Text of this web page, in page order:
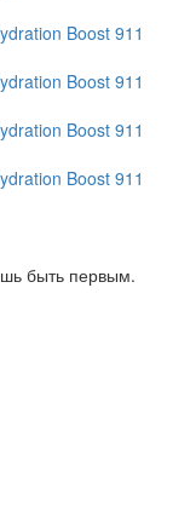
быть первым.